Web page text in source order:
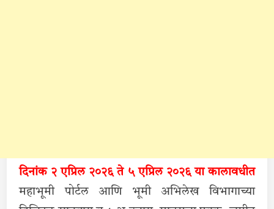
दिनांक २ एप्रिल २०२६ ते ५ एप्रिल २०२६ या कालावधीत
महाभूमी पोर्टल आणि भूमी अभिलेख विभागाच्या